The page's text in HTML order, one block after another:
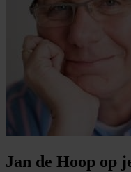
Jan de Hoop op